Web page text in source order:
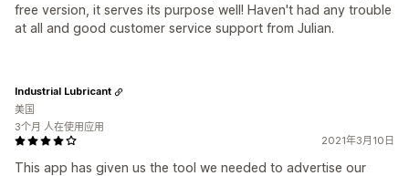
free version, it serves its purpose well! Haven't had any trouble
at all and good customer service support from Julian.
2021年3月10日
This app has given us the tool we needed to advertise our
Industrial Lubricant
美国
3个月 人在使用应用